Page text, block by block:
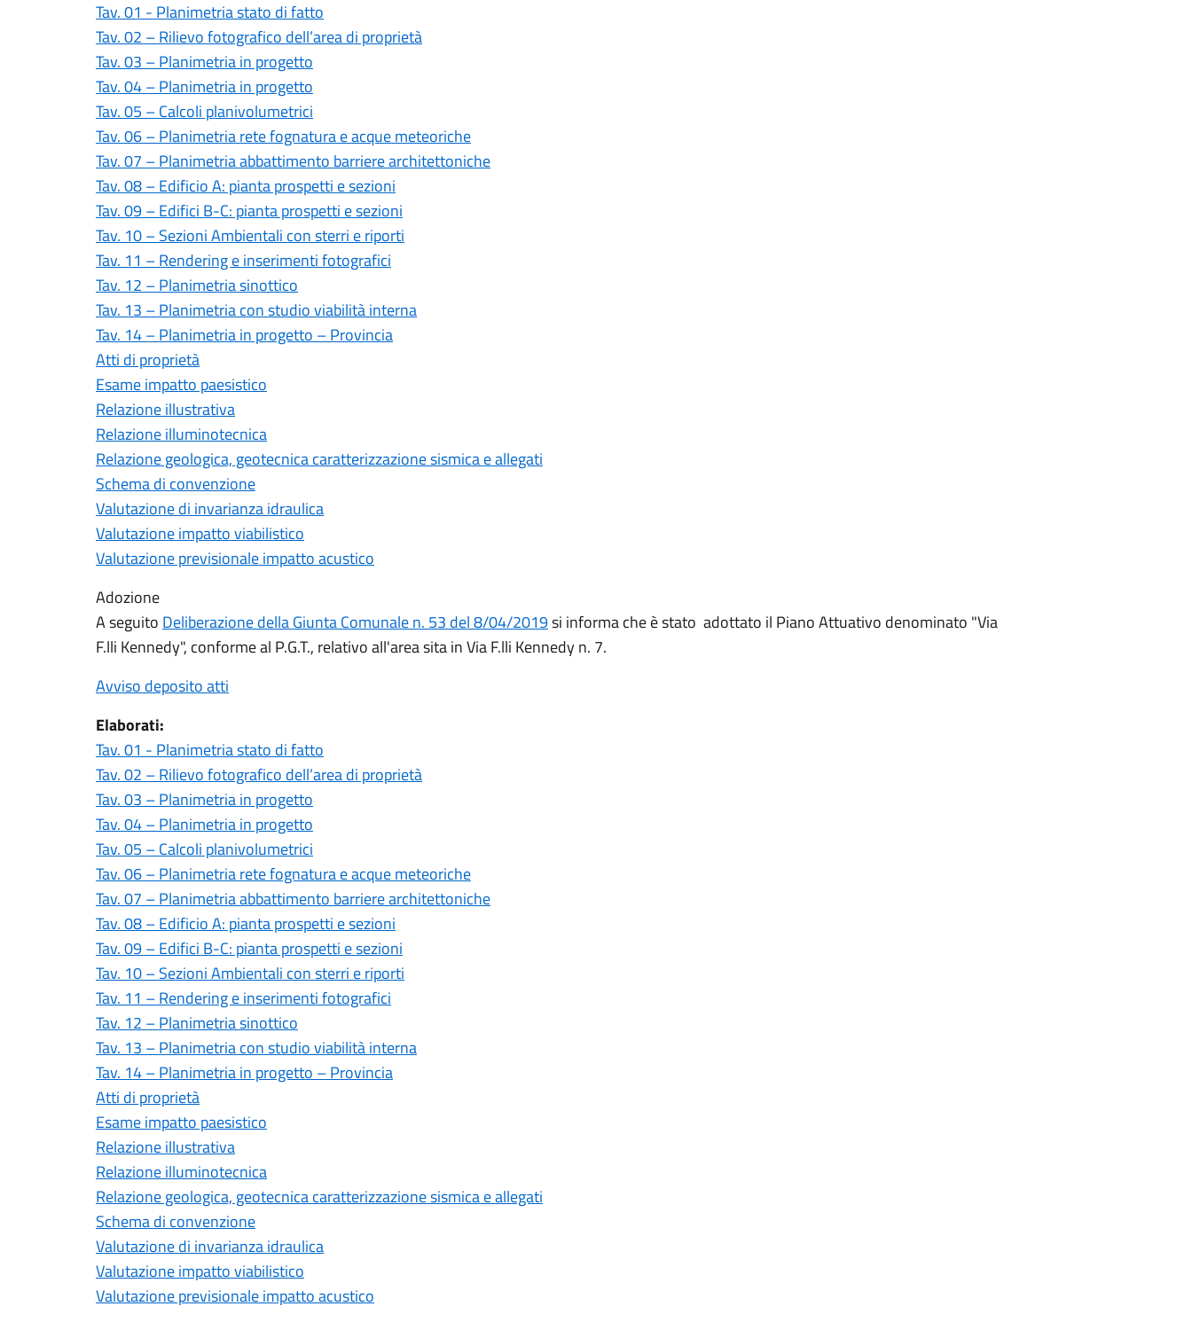
Tav. 01 - Planimetria stato di fatto
Tav. 02 – Rilievo fotografico dell’area di proprietà
Tav. 03 – Planimetria in progetto
Tav. 04 – Planimetria in progetto
Tav. 05 – Calcoli planivolumetrici
Tav. 06 – Planimetria rete fognatura e acque meteoriche
Tav. 07 – Planimetria abbattimento barriere architettoniche
Tav. 08 – Edificio A: pianta prospetti e sezioni
Tav. 09 – Edifici B-C: pianta prospetti e sezioni
Tav. 10 – Sezioni Ambientali con sterri e riporti
Tav. 11 – Rendering e inserimenti fotografici
Tav. 12 – Planimetria sinottico
Tav. 13 – Planimetria con studio viabilità interna
Tav. 14 – Planimetria in progetto – Provincia
Atti di proprietà
Esame impatto paesistico
Relazione illustrativa
Relazione illuminotecnica
Relazione geologica, geotecnica caratterizzazione sismica e allegati
Schema di convenzione
Valutazione di invarianza idraulica
Valutazione impatto viabilistico
Valutazione previsionale impatto acustico
Adozione
A seguito Deliberazione della Giunta Comunale n. 53 del 8/04/2019si informa che è stato adottato il Piano Attuativo denominato "Via
F.lli Kennedy", conforme al P.G.T., relativo all'area sita in Via F.lli Kennedy n. 7.
Avviso deposito atti
Elaborati:
Tav. 01 - Planimetria stato di fatto
Tav. 02 – Rilievo fotografico dell’area di proprietà
Tav. 03 – Planimetria in progetto
Tav. 04 – Planimetria in progetto
Tav. 05 – Calcoli planivolumetrici
Tav. 06 – Planimetria rete fognatura e acque meteoriche
Tav. 07 – Planimetria abbattimento barriere architettoniche
Tav. 08 – Edificio A: pianta prospetti e sezioni
Tav. 09 – Edifici B-C: pianta prospetti e sezioni
Tav. 10 – Sezioni Ambientali con sterri e riporti
Tav. 11 – Rendering e inserimenti fotografici
Tav. 12 – Planimetria sinottico
Tav. 13 – Planimetria con studio viabilità interna
Tav. 14 – Planimetria in progetto – Provincia
Atti di proprietà
Esame impatto paesistico
Relazione illustrativa
Relazione illuminotecnica
Relazione geologica, geotecnica caratterizzazione sismica e allegati
Schema di convenzione
Valutazione di invarianza idraulica
Valutazione impatto viabilistico
Valutazione previsionale impatto acustico